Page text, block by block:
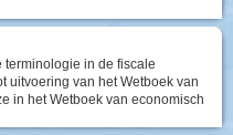
terminologie in de fiscale
uitvoering van het Wetboek van
in het Wetboek van economisch